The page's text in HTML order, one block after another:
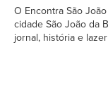
O Encontra São
cidade São João da
jornal, história e